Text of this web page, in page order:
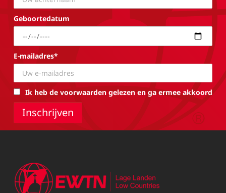
Geboortedatum
E-mailadres*
Ik heb de voorwaarden gelezen en ga ermee akkoord